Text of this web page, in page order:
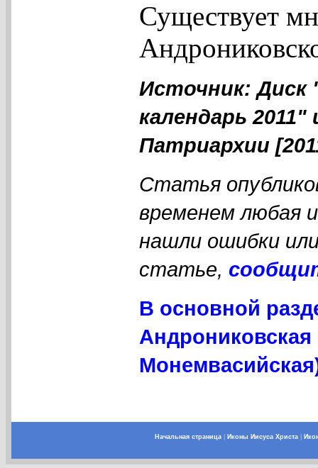
Существует
Источник: Диск
календарь
Патриархии
Статья
временем любая
нашли ошибки
статье,
В основной
Андрониковская
Начальная страница| Иконы Иисуса Христа|